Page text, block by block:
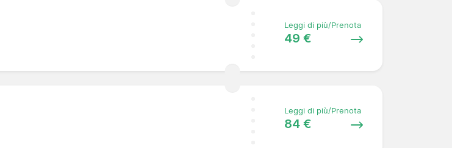
Leggi di più/Prenota
49 €
Leggi di più/Prenota
84 €